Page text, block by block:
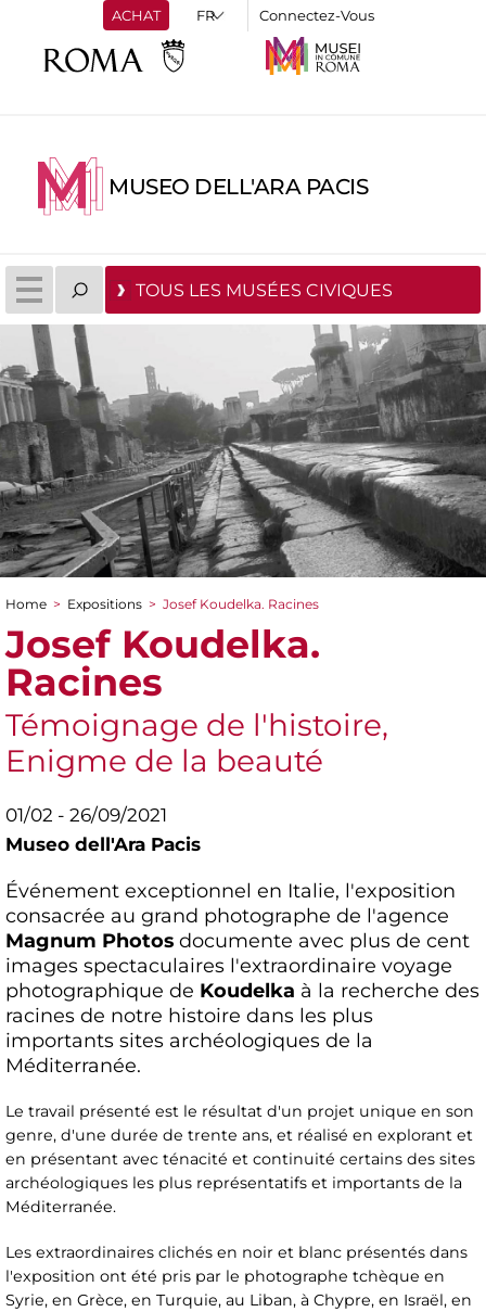
ACHAT Connectez-Vous
MUSEO DELL'ARA PACIS
TOUS LES MUSÉES CIVIQUES
You are here
Home > Expositions > Josef Koudelka. Racines
Josef Koudelka.
Racines
Témoignage de l'histoire,
Enigme de la beauté
01/02 - 26/09/2021
Museo dell'Ara Pacis
Événement exceptionnel en Italie, l'exposition
consacrée au grand photographe de l'agence
Magnum Photos documente avec plus de cent
images spectaculaires l'extraordinaire voyage
photographique de Koudelka à la recherche des
racines de notre histoire dans les plus
importants sites archéologiques de la
Méditerranée.
Le travail présenté est le résultat d'un projet unique en son
genre, d'une durée de trente ans, et réalisé en explorant et
en présentant avec ténacité et continuité certains des sites
archéologiques les plus représentatifs et importants de la
Méditerranée.
Les extraordinaires clichés en noir et blanc présentés dans
l'exposition ont été pris par le photographe tchèque en
Syrie, en Grèce, en Turquie, au Liban, à Chypre, en Israël, en